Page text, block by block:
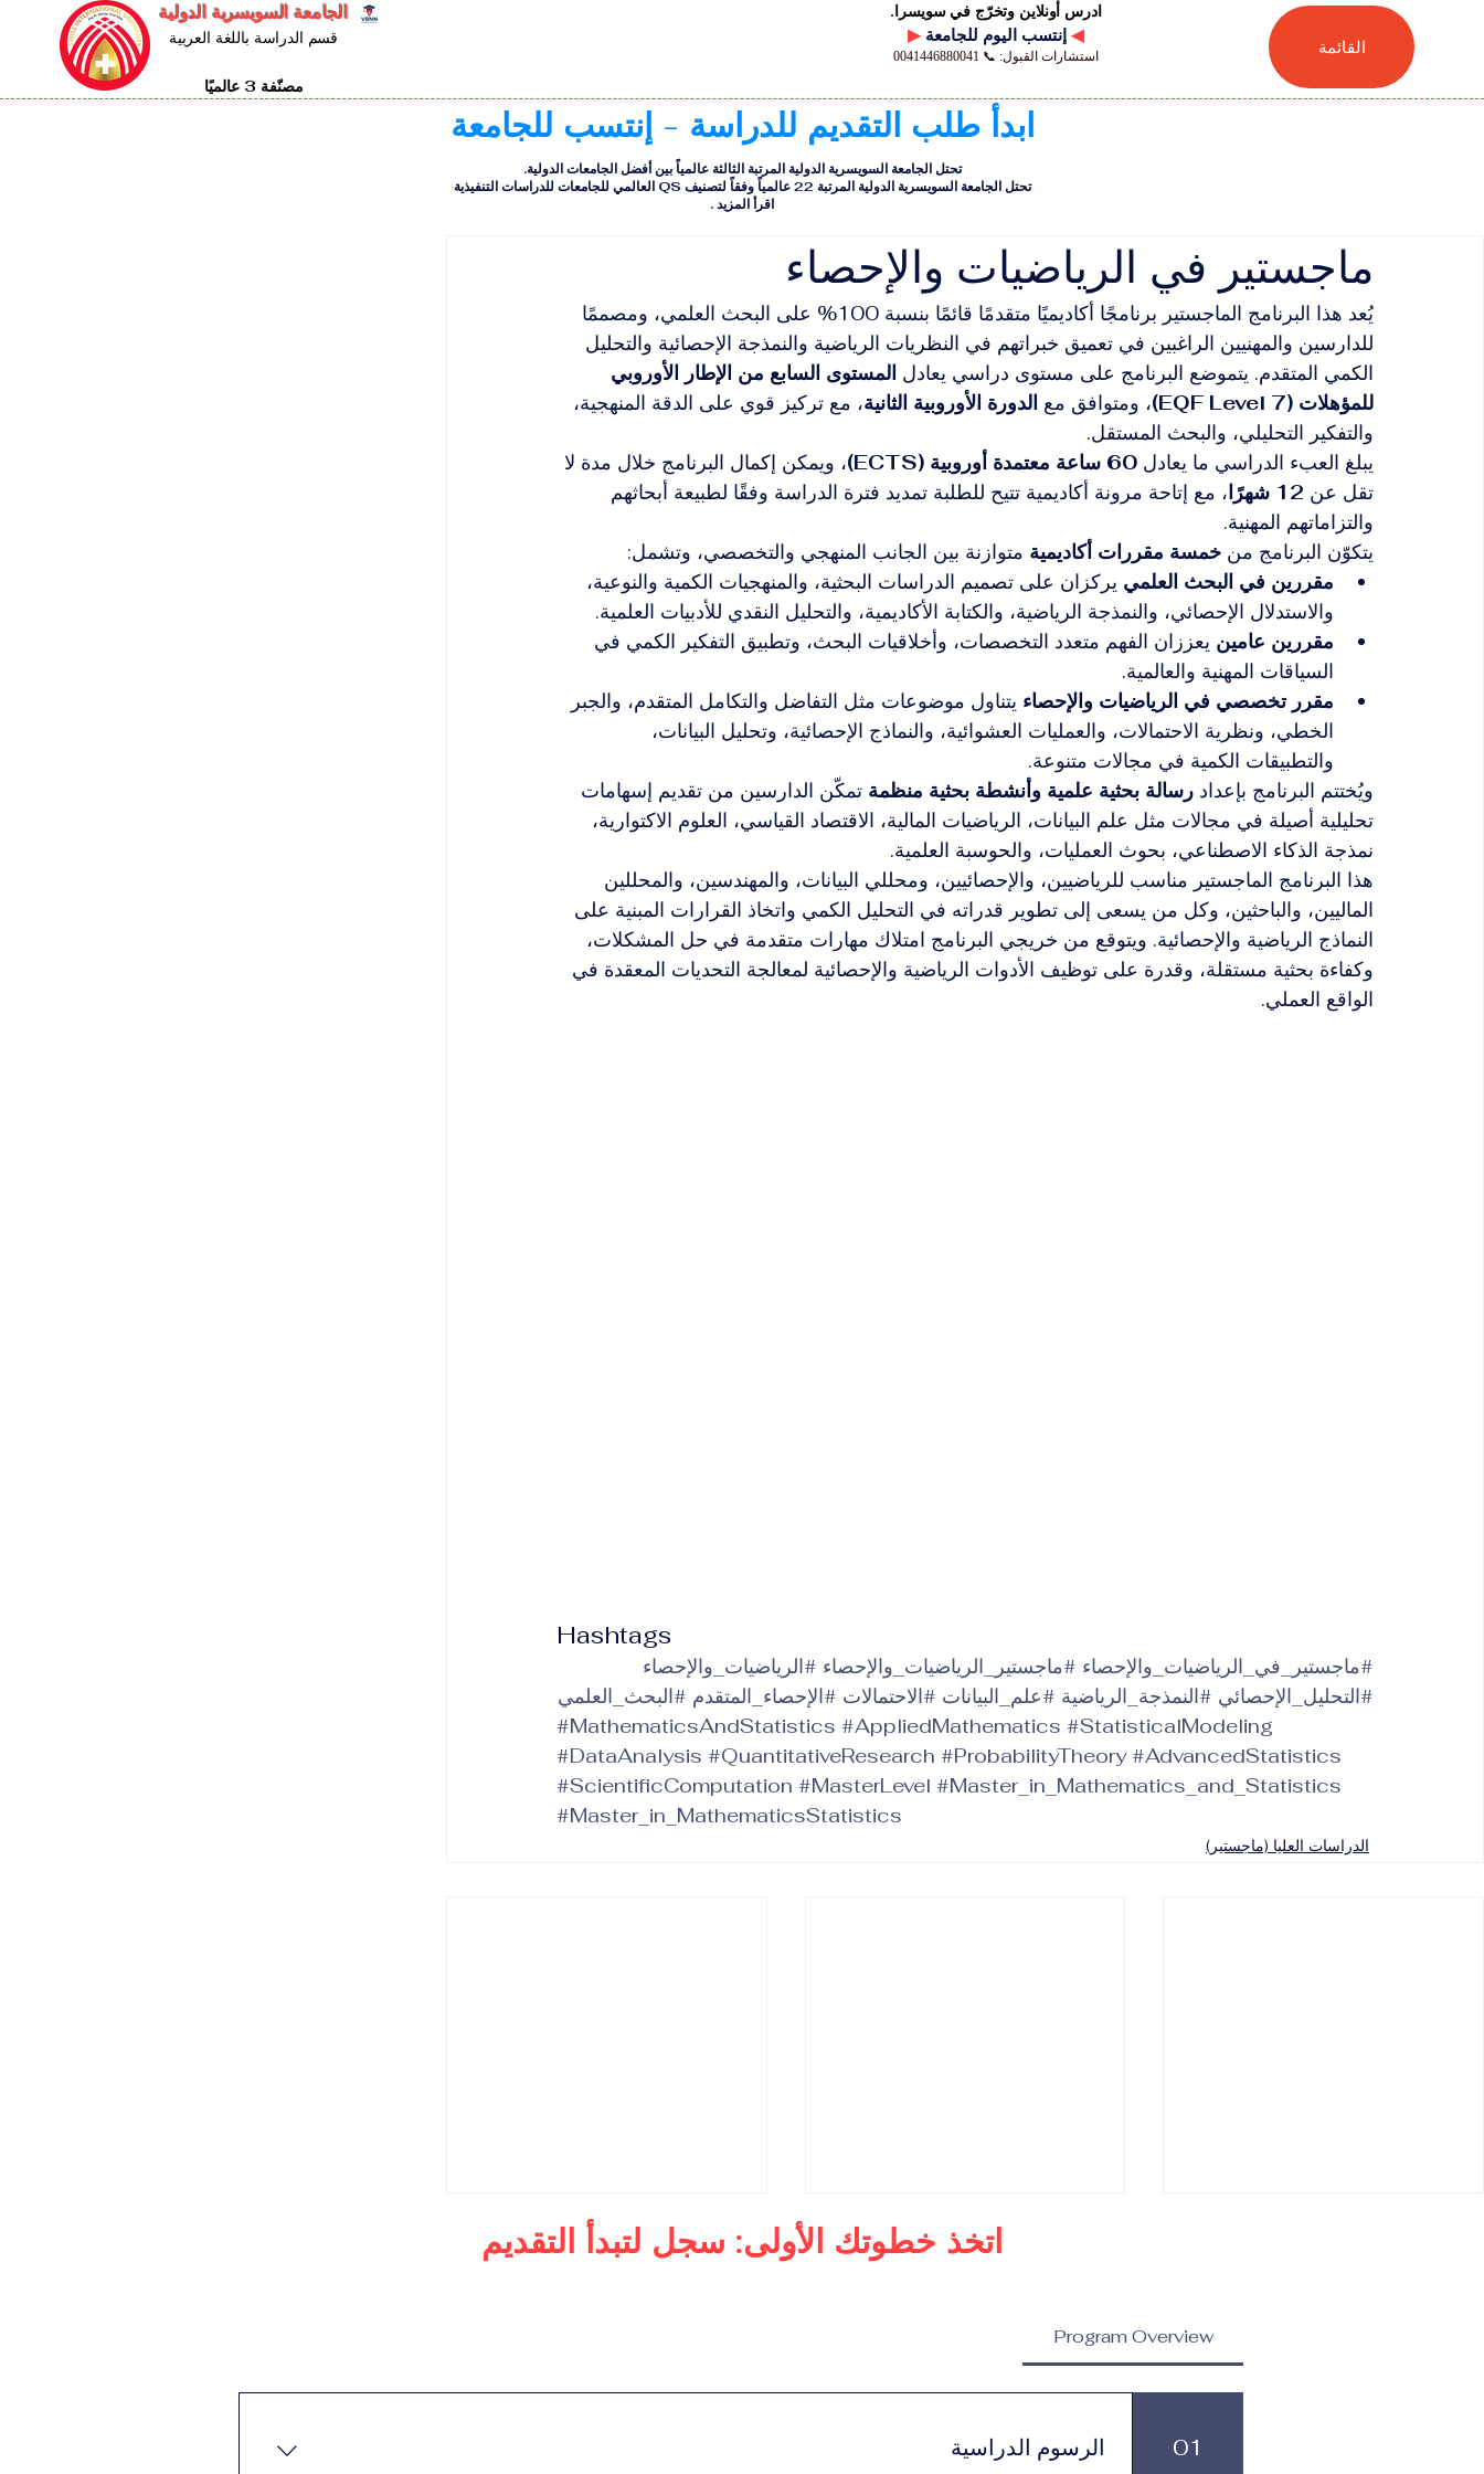
الجامعة السويسرية الدولية
قسم الدراسة باللغة العربية
مصنّفة 3 عالميًا
ادرس أونلاين وتخرّج في سويسرا.
▶ ◀
استشارات القبول: 📞 0041446880041 القائمة
ابدأ طلب التقديم للدراسة - إنتسب للجامعة
تحتل الجامعة السويسرية الدولية المرتبة الثالثة عالمياً بين أفضل الجامعات الدولية.
تحتل الجامعة السويسرية الدولية المرتبة 22 عالمياً وفقاً لتصنيف QS العالمي للجامعات للدراسات التنفيذية
اقرأ المزيد.
ماجستير في الرياضيات والإحصاء
يُعد هذا البرنامج الماجستير برنامجًا أكاديميًا متقدمًا قائمًا بنسبة 100% على البحث العلمي، ومصممًا
للدارسين والمهنيين الراغبين في تعميق خبراتهم في النظريات الرياضية والنمذجة الإحصائية والتحليل
الكمي المتقدم. يتموضع البرنامج على مستوى دراسي يعادل المستوى السابع من الإطار الأوروبي
للمؤهلات (EQF Level 7)
، ومتوافق مع الدورة الأوروبية الثانية، مع تركيز قوي على الدقة المنهجية،
والتفكير التحليلي، والبحث المستقل.
يبلغ العبء الدراسي ما يعادل 60 ساعة معتمدة أوروبية (ECTS)
، ويمكن إكمال البرنامج خلال مدة لا
تقل عن 12 شهرًا
، مع إتاحة مرونة أكاديمية تتيح للطلبة تمديد فترة الدراسة وفقًا لطبيعة أبحاثهم
والتزاماتهم المهنية.
يتكوّن البرنامج من خمسة مقررات أكاديمية متوازنة بين الجانب المنهجي والتخصصي، وتشمل:
مقررين في البحث العلمي يركزان على تصميم الدراسات البحثية، والمنهجيات الكمية والنوعية،
والاستدلال الإحصائي، والنمذجة الرياضية، والكتابة الأكاديمية، والتحليل النقدي للأدبيات العلمية.
مقررين عامين يعززان الفهم متعدد التخصصات، وأخلاقيات البحث، وتطبيق التفكير الكمي في
السياقات المهنية والعالمية.
مقرر تخصصي في الرياضيات والإحصاء يتناول موضوعات مثل التفاضل والتكامل المتقدم، والجبر
الخطي، ونظرية الاحتمالات، والعمليات العشوائية، والنماذج الإحصائية، وتحليل البيانات،
والتطبيقات الكمية في مجالات متنوعة.
ويُختتم البرنامج بإعداد رسالة بحثية علمية وأنشطة بحثية منظمة تمكّن الدارسين من تقديم إسهامات
تحليلية أصيلة في مجالات مثل علم البيانات، الرياضيات المالية، الاقتصاد القياسي، العلوم الاكتوارية،
نمذجة الذكاء الاصطناعي، بحوث العمليات، والحوسبة العلمية.
هذا البرنامج الماجستير مناسب للرياضيين، والإحصائيين، ومحللي البيانات، والمهندسين، والمحللين
الماليين، والباحثين، وكل من يسعى إلى تطوير قدراته في التحليل الكمي واتخاذ القرارات المبنية على
النماذج الرياضية والإحصائية. ويتوقع من خريجي البرنامج امتلاك مهارات متقدمة في حل المشكلات،
وكفاءة بحثية مستقلة، وقدرة على توظيف الأدوات الرياضية والإحصائية لمعالجة التحديات المعقدة في
الواقع العملي.
Hashtags
#ماجستير_في_الرياضيات_والإحصاء #ماجستير_الرياضيات_والإحصاء #الرياضيات_والإحصاء
#التحليل_الإحصائي #النمذجة_الرياضية #علم_البيانات #الاحتمالات #الإحصاء_المتقدم #البحث_العلمي
#MathematicsAndStatistics #AppliedMathematics #StatisticalModeling
#DataAnalysis #QuantitativeResearch #ProbabilityTheory #AdvancedStatistics
#ScientificComputation #MasterLevel #Master_in_Mathematics_and_Statistics
#Master_in_MathematicsStatistics
الدراسات العليا (ماجستير)
والاستراتيجيات الفاخرة العالمية
اتخذ خطوتك الأولى: سجل لتبدأ التقديم
Program Overview
01 الرسوم الدراسية